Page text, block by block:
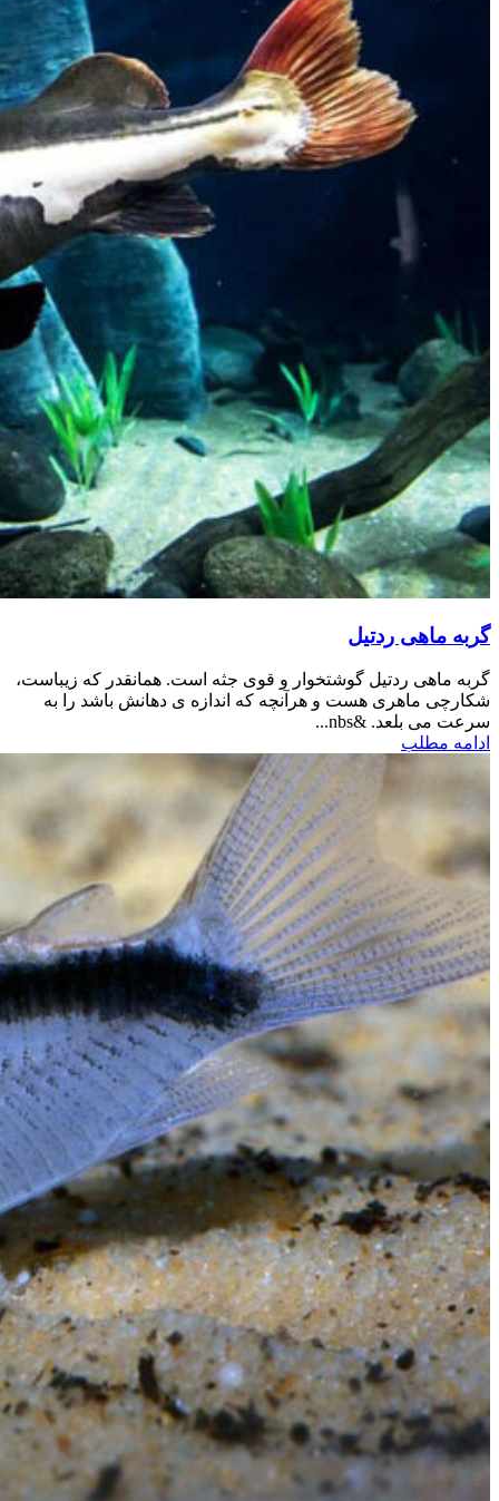
گربه ماهی ردتیل
گربه ماهی ردتیل گوشتخوار و قوی جثه است. همانقدر که زیباست،
شکارچی ماهری هست و هرآنچه که اندازه ی دهانش باشد را به
سرعت می بلعد. &nbs...
ادامه مطلب